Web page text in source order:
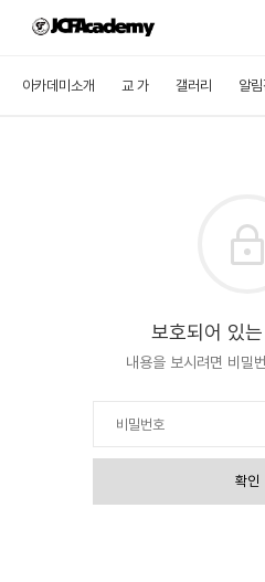
아카데미소개 교 가 갤러리 알
보호되어 있
내용을 보시려면 비밀
확인